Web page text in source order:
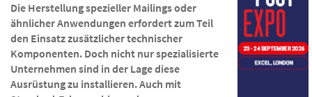
Die Herstellung spezieller Mailings oder
ähnlicher Anwendungen erfordert zum Teil
den Einsatz zusätzlicher technischer
Komponenten. Doch nicht nur spezialisierte
Unternehmen sind in der Lage diese
Ausrüstung zu installieren. Auch mit